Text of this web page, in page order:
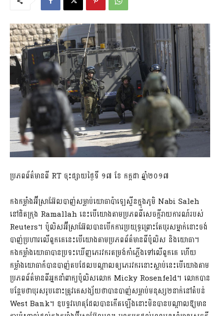
ប្រភពព័ត៌មានពី RT ចុះផ្សាយថ្ងៃទី ១៧ ខែ កក្កដា ឆ្នាំ២០១៧
កងកម្លាំងអ៊ីស្រាអ៊ែលបាញ់សម្លាប់យោធាប៉ាឡេស្ទីនក្នុងភូមិ Nabi Saleh
នៅជិតក្រុង Ramallah នេះបើយោងតាមប្រភពពីសេចក្តីរាយការណ៍របស់
Reuters។ ប៉ូលិសអ៊ីស្រាអ៊ែលបានបើកការប្រយុទ្ធព្រោះតែបុរសម្នាក់នោះចង់
បាញ់ប្រហារលើពួកគេនេះបើយោងតាមប្រភពព័ត៌មានពីប៉ូលិស និងយោធា។
កងកម្លាំងយោធាបានប្រទះឃើញភេរវករតម្រង់កាំភ្លើងទៅលើពួកគេ ហើយ
កម្លាំងយោធាក៏បានបាញ់តបដែលបណ្តាលឲ្យភេរវករនោះស្លាប់នេះបើយោងតាម
ប្រភពព័ត៌មានពីអ្នកនាំពាក្យប៉ូលិសលោក Micky Rosenfeld។ លោកបាន
បន្ថែមថាបុរសរូបនោះត្រូវគេសង្ស័យថាបានបាញ់សម្លាប់មនុស្ស២នាក់នៅតំបន់
West Bank។ ឧបទ្ទវហេតុដែលបានកើតឡើងនោះមិនបានបណ្តាលឱ្យមាន